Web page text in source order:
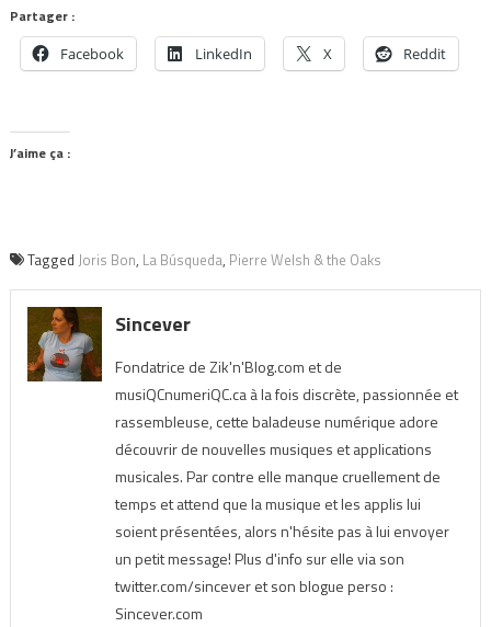
Partager :
Facebook LinkedIn X Reddit
J’aime ça :
Tagged Joris Bon, La Búsqueda, Pierre Welsh & the Oaks
Sincever
Fondatrice de Zik'n'Blog.com et de
musiQCnumeriQC.ca à la fois discrète, passionnée et
rassembleuse, cette baladeuse numérique adore
découvrir de nouvelles musiques et applications
musicales. Par contre elle manque cruellement de
temps et attend que la musique et les applis lui
soient présentées, alors n'hésite pas à lui envoyer
un petit message! Plus d'info sur elle via son
twitter.com/sincever et son blogue perso :
Sincever.com